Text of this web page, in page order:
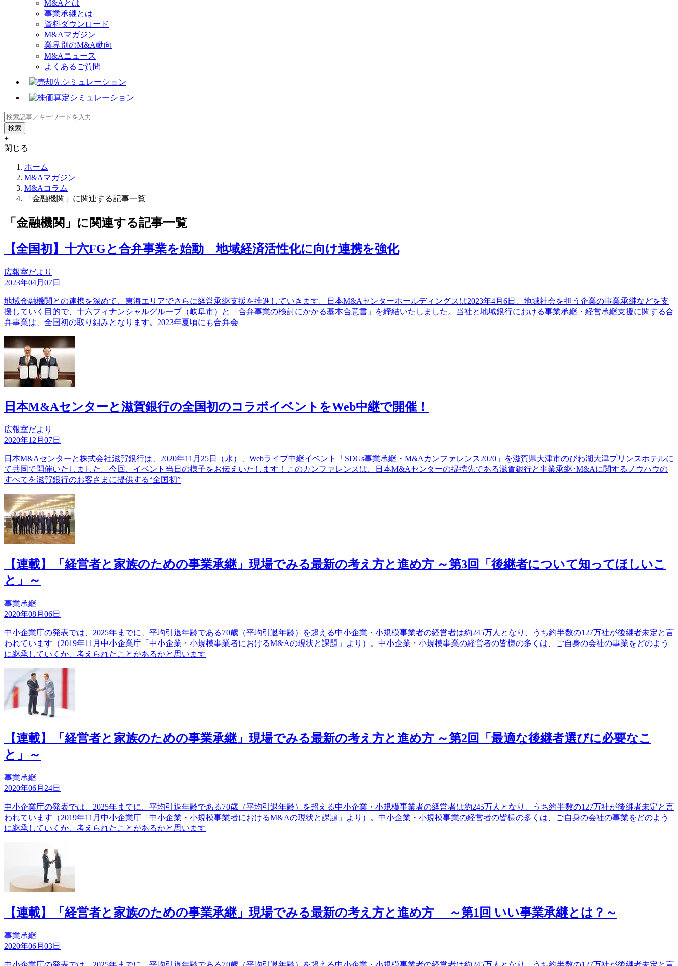
M&Aとは
事業承継とは
資料ダウンロード
M&Aマガジン
業界別のM&A動向
M&Aニュース
よくあるご質問
+
閉じる
ホーム
M&Aマガジン
M&Aコラム
「金融機関」に関連する記事一覧
「金融機関」に関連する記事一覧
【全国初】十六FGと合弁事業を始動 地域経済活性化に向け連携を強化
広報室だより
2023年04月07日
地域金融機関との連携を深めて、東海エリアでさらに経営承継支援を推進していきます。日本M&Aセンターホールディングスは2023年4月6日、地域社会を担う企業の事業承継などを支
援していく目的で、十六フィナンシャルグループ（岐阜市）と「合弁事業の検討にかかる基本合意書」を締結いたしました。当社と地域銀行における事業承継・経営承継支援に関する合
弁事業は、全国初の取り組みとなります。2023年夏頃にも合弁会
日本M&Aセンターと滋賀銀行の全国初のコラボイベントをWeb中継で開催！
広報室だより
2020年12月07日
日本M&Aセンターと株式会社滋賀銀行は、2020年11月25日（水）、Webライブ中継イベント「SDGs事業承継・M&Aカンファレンス2020」を滋賀県大津市のびわ湖大津プリンスホテルに
て共同で開催いたしました。今回、イベント当日の様子をお伝えいたします！このカンファレンスは、日本M&Aセンターの提携先である滋賀銀行と事業承継･M&Aに関するノウハウの
すべてを滋賀銀行のお客さまに提供する“全国初”
【連載】「経営者と家族のための事業承継」現場でみる最新の考え方と進め方 ～第3回「後継者について知ってほしいこ
と」～
事業承継
2020年08月06日
中小企業庁の発表では、2025年までに、平均引退年齢である70歳（平均引退年齢）を超える中小企業・小規模事業者の経営者は約245万人となり、うち約半数の127万社が後継者未定と言
われています（2019年11月中小企業庁「中小企業・小規模事業者におけるM&Aの現状と課題」より）。中小企業・小規模事業の経営者の皆様の多くは、ご自身の会社の事業をどのよう
に継承していくか、考えられたことがあるかと思います
【連載】「経営者と家族のための事業承継」現場でみる最新の考え方と進め方 ～第2回「最適な後継者選びに必要なこ
と」～
事業承継
2020年06月24日
中小企業庁の発表では、2025年までに、平均引退年齢である70歳（平均引退年齢）を超える中小企業・小規模事業者の経営者は約245万人となり、うち約半数の127万社が後継者未定と言
われています（2019年11月中小企業庁「中小企業・小規模事業者におけるM&Aの現状と課題」より）。中小企業・小規模事業の経営者の皆様の多くは、ご自身の会社の事業をどのよう
に継承していくか、考えられたことがあるかと思います
【連載】「経営者と家族のための事業承継」現場でみる最新の考え方と進め方 ～第1回 いい事業承継とは？～
事業承継
2020年06月03日